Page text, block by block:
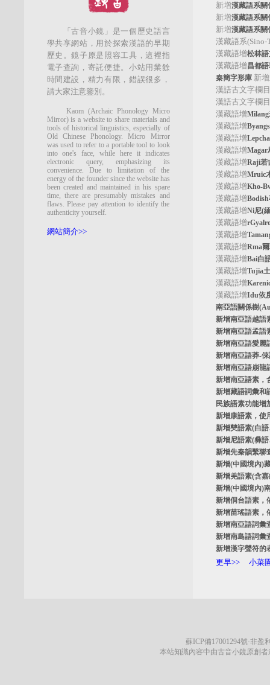
「古音小鏡」是一個歷史語言
學共享網站，用於探索漢語的早期
歷史。鏡子原是照容工具，這裡指
電子查詢，寄託便捷。小站用業餘
時間建設，精力有限，錯誤很多，
請大家注意鑒別。
Kaom (Archaic Phonology Micro
Mirror) is a website to share materials and
tools of historical linguistics, especially of
Old Chinese Phonology. Micro Mirror
was used to refer to a portable tool to look
into one's face, while here it indicates
electronic query, emphasizing its
convenience. Due to limitation of the
energy of the founder since the website has
been created and maintained in his spare
time, there are presumably mistakes and
flaws. Please pay attention to identify the
authenticity yourself.
網站簡介>>
新增漢藏語系關
新增漢藏語系關
新增漢藏語系關
漢藏語系(Sino-
漢藏語增松林語
漢藏語增昌都語
秦簡字形庫新增
漢語古文字欄
漢語古文字欄
漢藏語增Milang
漢藏語增
漢藏語增
漢藏語增Magar
漢藏語增Raji若
漢藏語增Mruic
漢藏語增Kho-
漢藏語增
漢藏語增Ni尼(
漢藏語增
漢藏語增
漢藏語增Rma
漢藏語增Bai白
漢藏語增Tujia
漢藏語增
漢藏語增Idu依
南亞語關係樹
新增南亞語越語
新增南亞語孟語
新增南亞語愛麗
新增南亞語莽-倈
新增南亞語崩龍
新增南亞語素，
新增藏語詞彙和
民族語素功能
新增康語素，使
新增僰語素(白
新增尼語素(彝
新增先秦韻繫聯
新增(中國境內)
新增羌語素(含
新增(中國境內)
新增侗台語素，
新增苗瑤語素，
新增南亞語詞彙
新增南島語詞彙
新增漢字聲符的
更早>> 小菜
蘇ICP備17001294號·非盈
本站知識內容中由古音小鏡原創